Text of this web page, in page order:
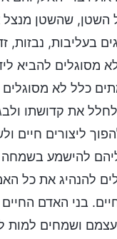
השטן, שהשטן
נבזות,
מסוגלים להביא
כלל לא
את קדושתו
ליצורים חיים
להישמע בשמחה
להנהיג את כל
בני האדם
ושמחים למות